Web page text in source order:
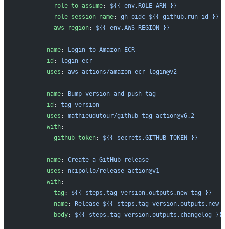
          role-to-assume
: ${{ env.ROLE_ARN }}
          role-session-name
: gh-oidc-${{ github.run_id }}-
          aws-region
: ${{ env.AWS_REGION }}
      -
name:
Login to Amazon ECR
        id
:
login-ecr
        uses
: aws-actions/amazon-ecr-login@v2
      -
name:
Bump version and push tag
        id
: tag-version
        uses
: mathieudutour/github-tag-action@v6.2
        with
:
          github_token
: ${{ secrets.GITHUB_TOKEN }}
      -
name: Create a GitHub release
        uses
: ncipollo/release-action@v1
        with
:
          tag
: ${{ steps.tag-version.outputs.new_tag }}
          name
:
Release ${{ steps.tag-
          body
: ${{ steps.tag-version.outputs.changelog }}